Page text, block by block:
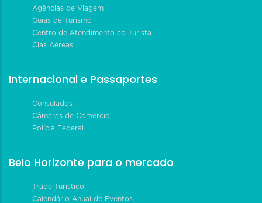
Agências de Viagem
Guias de Turismo
Centro de Atendimento ao Turista
Cias Aéreas
Internacional e Passaportes
Consulados
Câmaras de Comércio
Polícia Federal
Belo Horizonte para o mercado
Trade Turístico
Calendário Anual de Eventos